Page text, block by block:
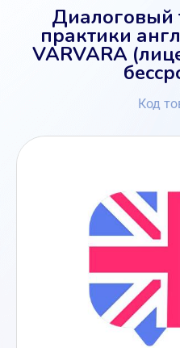
Диалоговый
практики
VARVARA
Код